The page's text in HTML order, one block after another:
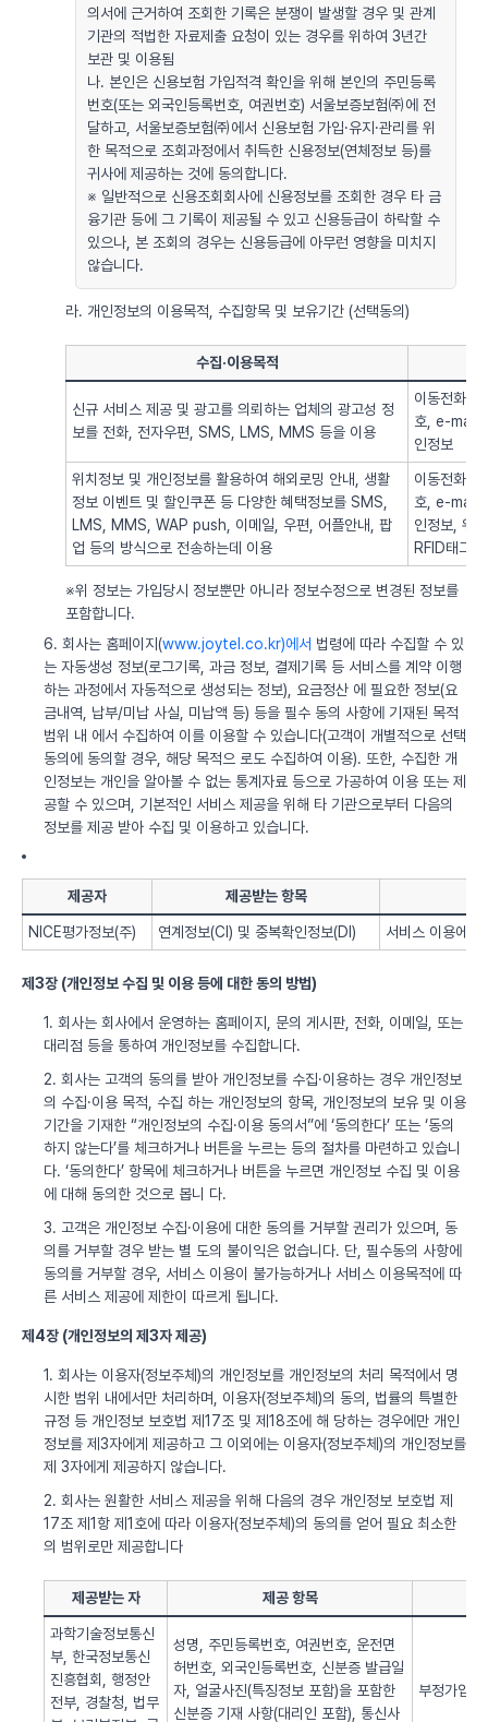
의서에 근거하여 조회한 기록은 분쟁이 발생할 경우 및 관계
기관의 적법한 자료제출 요청이 있는 경우를 위하여 3년간
보관 및 이용됨
나. 본인은 신용보험 가입적격 확인을 위해 본인의 주민등록
번호(또는 외국인등록번호, 여권번호) 서울보증보험㈜에 전
달하고, 서울보증보험㈜에서 신용보험 가입·유지·관리를 위
한 목적으로 조회과정에서 취득한 신용정보(연체정보 등)를
귀사에 제공하는 것에 동의합니다.
※ 일반적으로 신용조회회사에 신용정보를 조회한 경우 타 금
융기관 등에 그 기록이 제공될 수 있고 신용등급이 하락할 수
있으나, 본 조회의 경우는 신용등급에 아무런 영향을 미치지
않습니다.
라. 개인정보의 이용목적, 수집항목 및 보유기간 (선택동의)
수집·이용목적
신규 서비스 제공 및 광고를 의뢰하는 업체의 광고성 정
보를 전화, 전자우편, SMS, LMS, MMS 등을 이용
이동전화번
호, e-mail,
인정보
위치정보 및 개인정보를 활용하여 해외로밍 안내, 생활
정보 이벤트 및 할인쿠폰 등 다양한 혜택정보를 SMS,
LMS, MMS, WAP push, 이메일, 우편, 어플안내, 팝
업 등의 방식으로 전송하는데 이용
이동전화번
호, e-mail,
인정보, 위
RFID태그
※위 정보는 가입당시 정보뿐만 아니라 정보수정으로 변경된 정보를
포함합니다.
6. 회사는 홈페이지(www.joytel.co.kr)에서 법령에 따라 수집할 수 있
는 자동생성 정보(로그기록, 과금 정보, 결제기록 등 서비스를 계약 이행
하는 과정에서 자동적으로 생성되는 정보), 요금정산 에 필요한 정보(요
금내역, 납부/미납 사실, 미납액 등) 등을 필수 동의 사항에 기재된 목적
범위 내 에서 수집하여 이를 이용할 수 있습니다(고객이 개별적으로 선택
동의에 동의할 경우, 해당 목적으 로도 수집하여 이용). 또한, 수집한 개
인정보는 개인을 알아볼 수 없는 통계자료 등으로 가공하여 이용 또는 제
공할 수 있으며, 기본적인 서비스 제공을 위해 타 기관으로부터 다음의
정보를 제공 받아 수집 및 이용하고 있습니다.
제공자 제공받는 항목
NICE평가정보(주) 연계정보(CI) 및 중복확인정보(DI) 서비스 이용에
제3장 (개인정보 수집 및 이용 등에 대한 동의 방법)
1. 회사는 회사에서 운영하는 홈페이지, 문의 게시판, 전화, 이메일, 또는
대리점 등을 통하여 개인정보를 수집합니다.
2. 회사는 고객의 동의를 받아 개인정보를 수집·이용하는 경우 개인정보
의 수집·이용 목적, 수집 하는 개인정보의 항목, 개인정보의 보유 및 이용
기간을 기재한 “개인정보의 수집·이용 동의서”에 ‘동의한다’ 또는 ‘동의
하지 않는다’를 체크하거나 버튼을 누르는 등의 절차를 마련하고 있습니
다. ‘동의한다’ 항목에 체크하거나 버튼을 누르면 개인정보 수집 및 이용
에 대해 동의한 것으로 봅니 다.
3. 고객은 개인정보 수집·이용에 대한 동의를 거부할 권리가 있으며, 동
의를 거부할 경우 받는 별 도의 불이익은 없습니다. 단, 필수동의 사항에
동의를 거부할 경우, 서비스 이용이 불가능하거나 서비스 이용목적에 따
른 서비스 제공에 제한이 따르게 됩니다.
제4장 (개인정보의 제3자 제공)
1. 회사는 이용자(정보주체)의 개인정보를 개인정보의 처리 목적에서 명
시한 범위 내에서만 처리하며, 이용자(정보주체)의 동의, 법률의 특별한
규정 등 개인정보 보호법 제17조 및 제18조에 해 당하는 경우에만 개인
정보를 제3자에게 제공하고 그 이외에는 이용자(정보주체)의 개인정보를
제 3자에게 제공하지 않습니다.
2. 회사는 원활한 서비스 제공을 위해 다음의 경우 개인정보 보호법 제
17조 제1항 제1호에 따라 이용자(정보주체)의 동의를 얻어 필요 최소한
의 범위로만 제공합니다
제공받는 자 제공 항목
과학기술정보통신
부, 한국정보통신
진흥협회, 행정안
전부, 경찰청, 법무
성명, 주민등록번호, 여권번호, 운전면
허번호, 외국인등록번호, 신분증 발급일
자, 얼굴사진(특징정보 포함)을 포함한
신분증 기재 사항(대리인 포함), 통신사
부정가입